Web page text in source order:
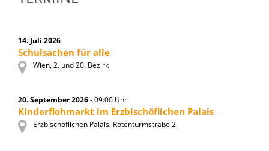
14. Juli 2026
Schulsachen für alle
Wien, 2. und 20. Bezirk
20. September 2026- 09:00 Uhr
Kinderflohmarkt im Erzbischöflichen Palais
Erzbischöflichen Palais, Rotenturmstraße 2